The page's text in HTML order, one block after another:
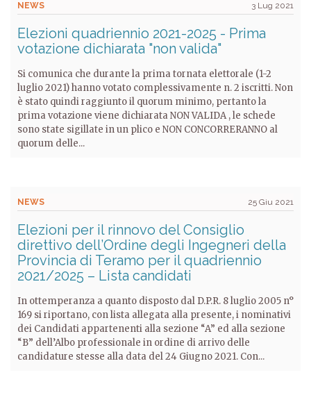
NEWS 3 Lug 2021
Elezioni quadriennio 2021-2025 - Prima
votazione dichiarata "non valida"
Si comunica che durante la prima tornata elettorale (1-2
luglio 2021) hanno votato complessivamente n. 2 iscritti. Non
è stato quindi raggiunto il quorum minimo, pertanto la
prima votazione viene dichiarata NON VALIDA , le schede
sono state sigillate in un plico e NON CONCORRERANNO al
quorum delle...
NEWS 25 Giu 2021
Elezioni per il rinnovo del Consiglio
direttivo dell’Ordine degli Ingegneri della
Provincia di Teramo per il quadriennio
2021/2025 – Lista candidati
In ottemperanza a quanto disposto dal D.P.R. 8 luglio 2005 n°
169 si riportano, con lista allegata alla presente, i nominativi
dei Candidati appartenenti alla sezione “A” ed alla sezione
“B” dell’Albo professionale in ordine di arrivo delle
candidature stesse alla data del 24 Giugno 2021. Con...